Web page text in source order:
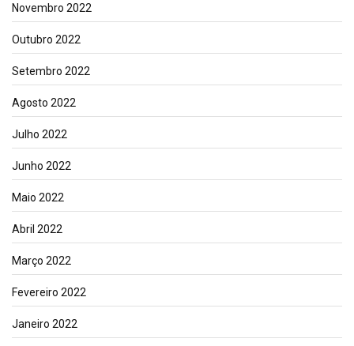
Novembro 2022
Outubro 2022
Setembro 2022
Agosto 2022
Julho 2022
Junho 2022
Maio 2022
Abril 2022
Março 2022
Fevereiro 2022
Janeiro 2022